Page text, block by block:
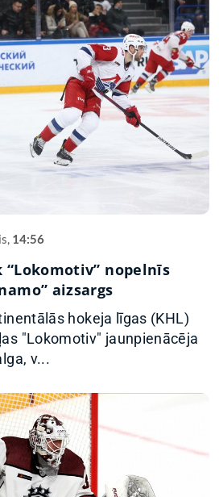
14:56
“Lokomotiv” nopelnīs
aizsargs
hokeja līgas (KHL)
"Lokomotiv" jaunpienācēja
v...